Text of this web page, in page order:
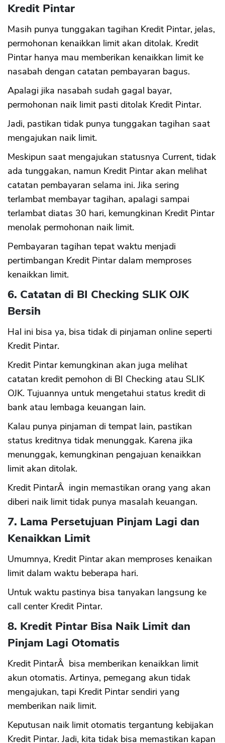
Kredit Pintar
Masih punya tunggakan tagihan Kredit Pintar, jelas,
permohonan kenaikkan limit akan ditolak. Kredit
Pintar hanya mau memberikan kenaikkan limit ke
nasabah dengan catatan pembayaran bagus.
Apalagi jika nasabah sudah gagal bayar,
permohonan naik limit pasti ditolak Kredit Pintar.
Jadi, pastikan tidak punya tunggakan tagihan saat
mengajukan naik limit.
Meskipun saat mengajukan statusnya Current, tidak
ada tunggakan, namun Kredit Pintar akan melihat
catatan pembayaran selama ini. Jika sering
terlambat membayar tagihan, apalagi sampai
terlambat diatas 30 hari, kemungkinan Kredit Pintar
menolak permohonan naik limit.
Pembayaran tagihan tepat waktu menjadi
pertimbangan Kredit Pintar dalam memproses
kenaikkan limit.
6. Catatan di BI Checking SLIK OJK
Bersih
Hal ini bisa ya, bisa tidak di pinjaman online seperti
Kredit Pintar.
Kredit Pintar kemungkinan akan juga melihat
catatan kredit pemohon di BI Checking atau SLIK
OJK. Tujuannya untuk mengetahui status kredit di
bank atau lembaga keuangan lain.
Kalau punya pinjaman di tempat lain, pastikan
status kreditnya tidak menunggak. Karena jika
menunggak, kemungkinan pengajuan kenaikkan
limit akan ditolak.
Kredit PintarÂ ingin memastikan orang yang akan
diberi naik limit tidak punya masalah keuangan.
7. Lama Persetujuan Pinjam Lagi dan
Kenaikkan Limit
Umumnya, Kredit Pintar akan memproses kenaikan
limit dalam waktu beberapa hari.
Untuk waktu pastinya bisa tanyakan langsung ke
call center Kredit Pintar.
8. Kredit Pintar Bisa Naik Limit dan
Pinjam Lagi Otomatis
Kredit PintarÂ bisa memberikan kenaikkan limit
akun otomatis. Artinya, pemegang akun tidak
mengajukan, tapi Kredit Pintar sendiri yang
memberikan naik limit.
Keputusan naik limit otomatis tergantung kebijakan
Kredit Pintar. Jadi, kita tidak bisa memastikan kapan
OK
CANCEL